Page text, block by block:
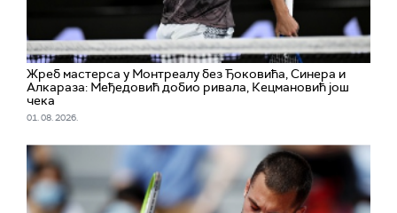
Жреб мастерса у Монтреалу без Ђоковића, Синера и
Алкараза: Међедовић добио ривала, Кецмановић још
чека
01. 08. 2026.